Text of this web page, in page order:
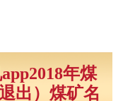
年煤
出）煤矿名